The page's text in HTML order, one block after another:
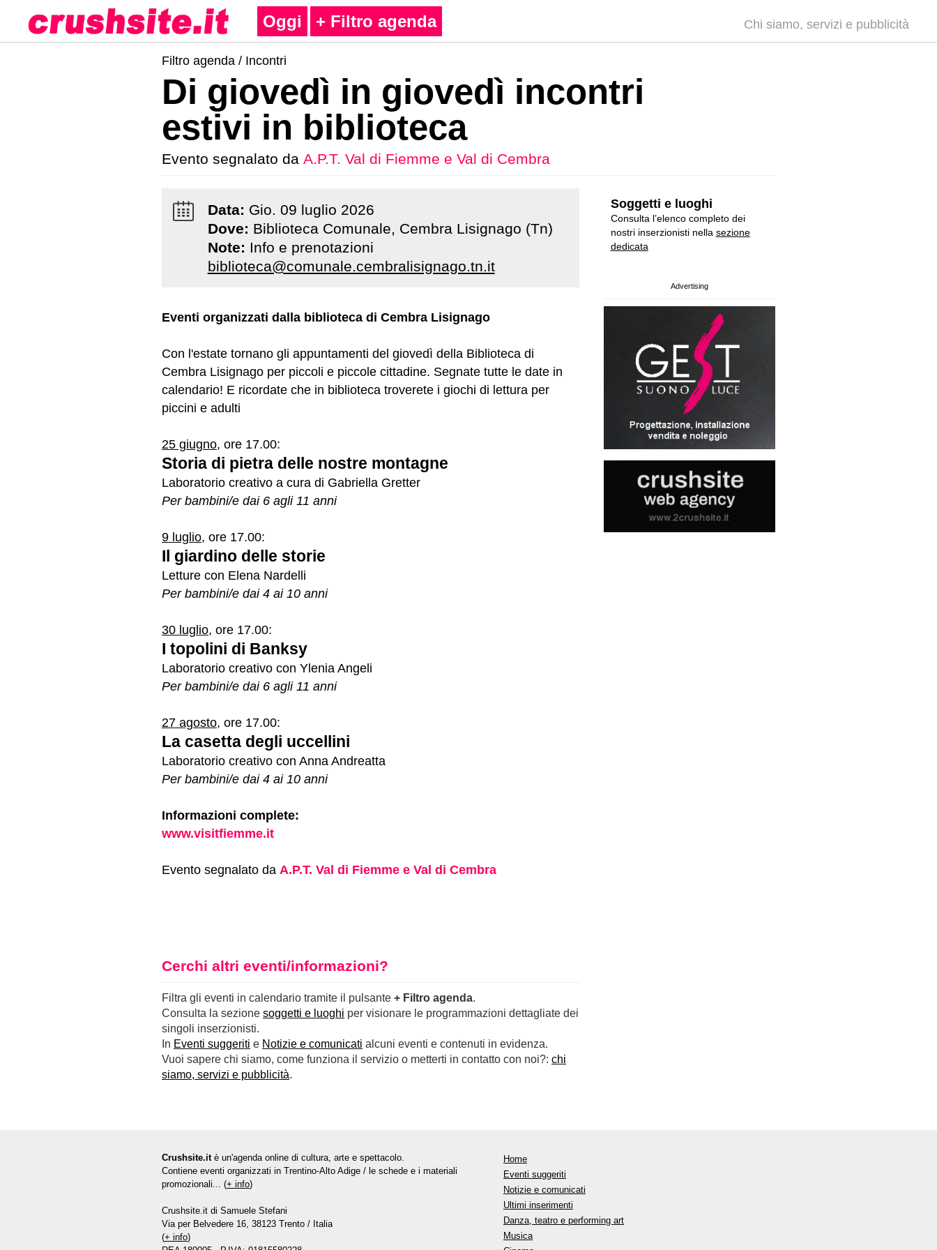
Oggi + Filtro agenda Chi siamo, servizi e pubblicità
Filtro agenda / Incontri
Di giovedì in giovedì incontri
estivi in biblioteca
Evento segnalato da A.P.T. Val di Fiemme e Val di Cembra
Data: Gio. 09 luglio 2026
Dove: Biblioteca Comunale, Cembra Lisignago (Tn)
Note: Info e prenotazioni
biblioteca@comunale.cembralisignago.tn.it
Eventi organizzati dalla biblioteca di Cembra Lisignago
Con l'estate tornano gli appuntamenti del giovedì della Biblioteca di
Cembra Lisignago per piccoli e piccole cittadine. Segnate tutte le date in
calendario! E ricordate che in biblioteca troverete i giochi di lettura per
piccini e adulti
25 giugno, ore 17.00:
Storia di pietra delle nostre montagne
Laboratorio creativo a cura di Gabriella Gretter
Per bambini/e dai 6 agli 11 anni
9 luglio, ore 17.00:
Il giardino delle storie
Letture con Elena Nardelli
Per bambini/e dai 4 ai 10 anni
30 luglio, ore 17.00:
I topolini di Banksy
Laboratorio creativo con Ylenia Angeli
Per bambini/e dai 6 agli 11 anni
27 agosto, ore 17.00:
La casetta degli uccellini
Laboratorio creativo con Anna Andreatta
Per bambini/e dai 4 ai 10 anni
Informazioni complete:
www.visitfiemme.it
Evento segnalato da A.P.T. Val di Fiemme e Val di Cembra
Cerchi altri eventi/informazioni?
Filtra gli eventi in calendario tramite il pulsante + Filtro agenda.
Consulta la sezione soggetti e luoghi per visionare le programmazioni dettagliate dei
singoli inserzionisti.
In Eventi suggeriti e Notizie e comunicati alcuni eventi e contenuti in evidenza.
Vuoi sapere chi siamo, come funziona il servizio o metterti in contatto con noi?: chi
siamo, servizi e pubblicità.
Soggetti e luoghi
Consulta l’elenco completo dei
nostri inserzionisti nella sezione
dedicata
Advertising
Crushsite.it è un'agenda online di cultura, arte e spettacolo.
Contiene eventi organizzati in Trentino-Alto Adige / le schede e i materiali
promozionali... (+ info)
Crushsite.it di Samuele Stefani
Via per Belvedere 16, 38123 Trento / Italia
(+ info)
Home
Eventi suggeriti
Notizie e comunicati
Ultimi inserimenti
Danza, teatro e performing art
Musica